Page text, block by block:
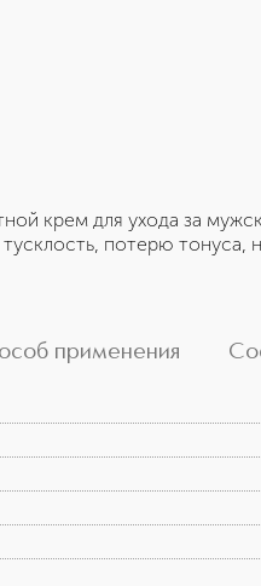
крем для ухода за
тусклость, потерю
применения